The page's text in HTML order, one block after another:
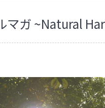
マガ ~Natural